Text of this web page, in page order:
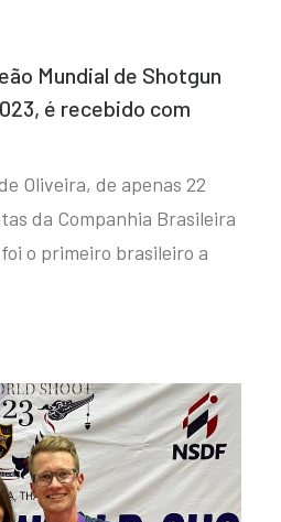
Mundial de Shotgun
é recebido com
Oliveira, de apenas 22
da Companhia Brasileira
o primeiro brasileiro a